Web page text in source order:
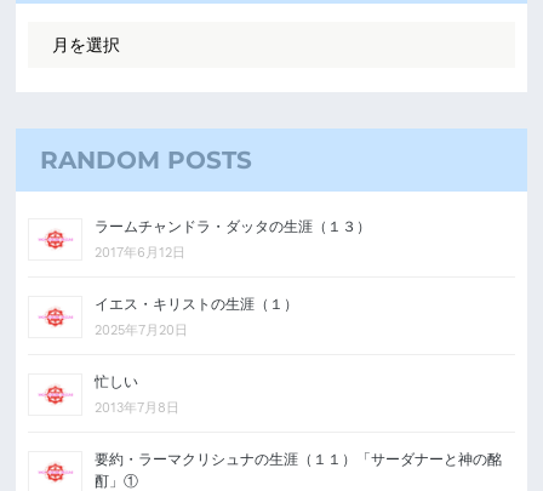
RANDOM POSTS
ラームチャンドラ・ダッタの生涯（１３）
2017年6月12日
イエス・キリストの生涯（１）
2025年7月20日
忙しい
2013年7月8日
要約・ラーマクリシュナの生涯（１１）「サーダナーと神の酩
酊」①